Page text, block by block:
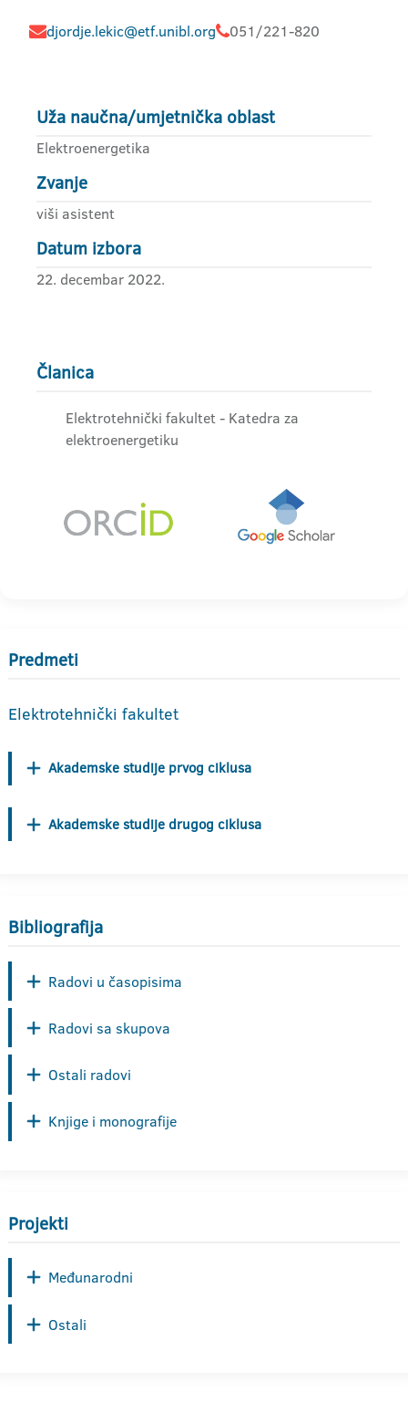
djordje.lekic@etf.unibl.org 051/221-820
Uža naučna/umjetnička oblast
Elektroenergetika
Zvanje
viši asistent
Datum izbora
22. decembar 2022.
Članica
Elektrotehnički fakultet - Katedra za
elektroenergetiku
Predmeti
Elektrotehnički fakultet
Akademske studije prvog ciklusa
Akademske studije drugog ciklusa
Bibliografija
Radovi u časopisima
Radovi sa skupova
Ostali radovi
Knjige i monografije
Projekti
Međunarodni
Ostali